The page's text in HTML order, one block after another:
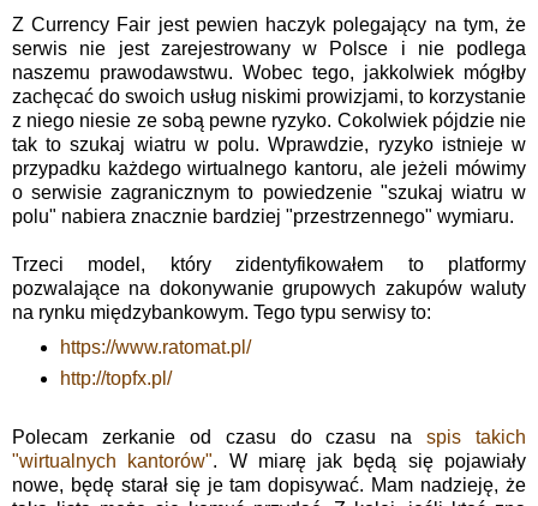
Z Currency Fair jest pewien haczyk polegający na tym, że
serwis nie jest zarejestrowany w Polsce i nie podlega
naszemu prawodawstwu. Wobec tego, jakkolwiek mógłby
zachęcać do swoich usług niskimi prowizjami, to korzystanie
z niego niesie ze sobą pewne ryzyko. Cokolwiek pójdzie nie
tak to szukaj wiatru w polu. Wprawdzie, ryzyko istnieje w
przypadku każdego wirtualnego kantoru, ale jeżeli mówimy
o serwisie zagranicznym to powiedzenie "szukaj wiatru w
polu" nabiera znacznie bardziej "przestrzennego" wymiaru.
Trzeci model, który zidentyfikowałem to platformy
pozwalające na dokonywanie grupowych zakupów waluty
na rynku międzybankowym. Tego typu serwisy to:
https://www.ratomat.pl/
http://topfx.pl/
Polecam zerkanie od czasu do czasu naspis takich
"wirtualnych kantorów". W miarę jak będą się pojawiały
nowe, będę starał się je tam dopisywać. Mam nadzieję, że